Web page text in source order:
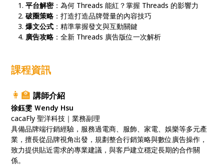
平台解密：為何 Threads 能紅？掌握 Threads 的影響力
破圈策略 ：打造打造品牌聲量的內容技巧
爆文公式 ：精準掌握發文與互動關鍵
廣告攻略 ：全新 Threads 廣告版位一次解析
課程資訊
👩‍🏫 講師介紹
徐鈺雯 Ｗendy Hsu
cacaFly 聖洋科技｜業務副理
具備品牌端行銷經驗，服務過電商、服飾、家電、娛樂等多元產
業，擅長從品牌視角出發，規劃整合行銷策略與數位廣告操作，
致力提供貼近需求的專業建議，與客戶建立穩定長期的合作關
係。